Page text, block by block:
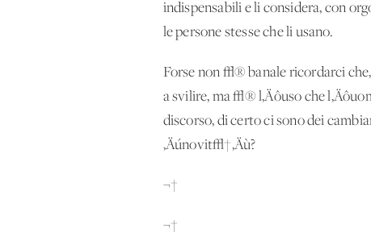
indispensabili e li considera, con
le persone stesse che li usano.
Forse non √® banale ricordarci
a svilire, ma √® l‚Äôuso che
discorso, di certo ci sono dei
‚Äúnovit√†‚Äù?
¬†
¬†